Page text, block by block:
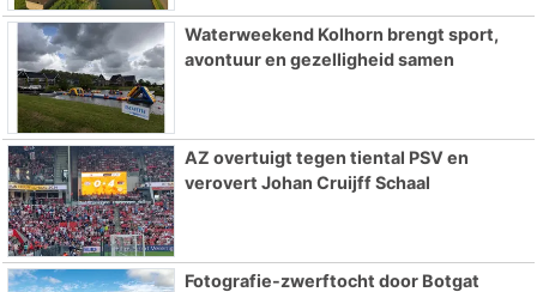
Waterweekend Kolhorn brengt sport,
avontuur en gezelligheid samen
AZ overtuigt tegen tiental PSV en
verovert Johan Cruijff Schaal
Fotografie-zwerftocht door Botgat